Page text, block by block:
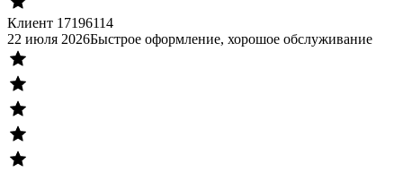
Клиент 17196114
22 июля 2026Быстрое оформление, хорошое обслуживание